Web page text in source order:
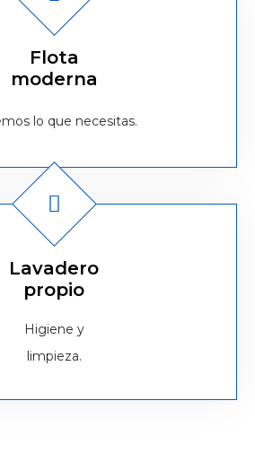
Flota
moderna
lo que necesitas.
Lavadero
propio
Higiene y
limpieza.